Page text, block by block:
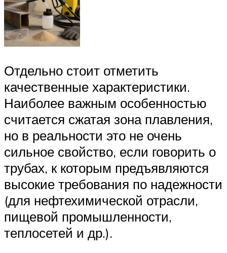
Отдельно стоит отметить
качественные характеристики.
Наиболее важным особенностью
считается сжатая зона плавления,
но в реальности это не очень
сильное свойство, если говорить о
трубах, к которым предъявляются
высокие требования по надежности
(для нефтехимической отрасли,
пищевой промышленности,
теплосетей и др.).